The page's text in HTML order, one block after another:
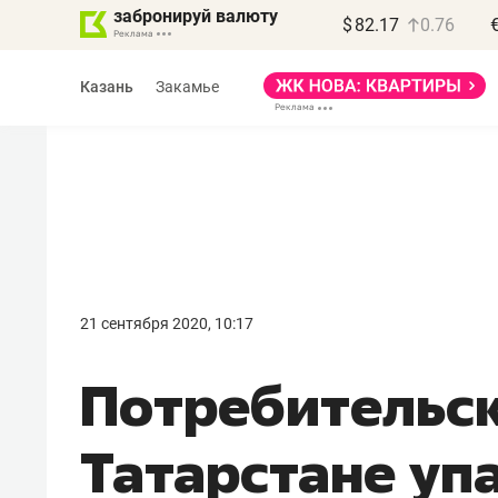
забронируй валюту $ 82.17 0.76
Казань Закамье
21 сентября 2020, 10:17
Татарстане
правил, бизнес может
потерять минимум